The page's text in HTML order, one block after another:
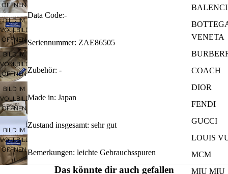
VENETA
COACH
DIOR
FENDI
GUCCI
LOUIS
MCM
MIU MIU
ÖFFNEN
BILD IM
VOLLBILDMODUS
ÖFFNEN
BILD IM
VOLLBILDMODUS
ÖFFNEN
BILD IM
VOLLBILDMODUS
ÖFFNEN
BILD IM
VOLLBILDMODUS
ÖFFNEN
Data Code:-
Seriennummer: ZAE86505
Zubehör: -
Made in: Japan
Zustand insgesamt: sehr gut
Bemerkungen: leichte Gebrauchsspuren
Das könnte dir auch gefallen